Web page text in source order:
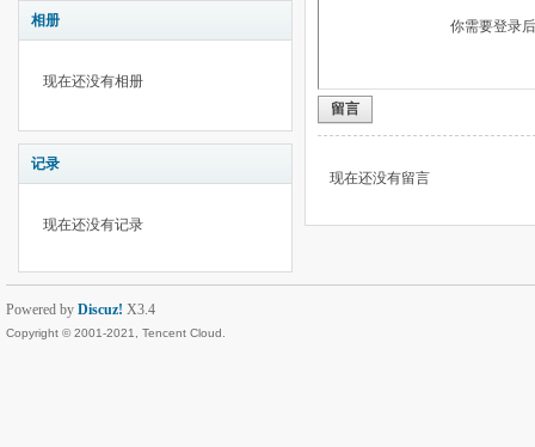
相册
现在还没有相册
记录
现在还没有记录
你需要登录
留言
现在还没有留言
Powered by Discuz! X3.4
Copyright © 2001-2021, Tencent Cloud.